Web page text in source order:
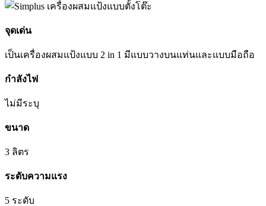
จุดเด่น
เป็นเครื่องผสมแป้งแบบ 2 in 1 มีแบบวางบนแท่นและแบบมือถือ
กำลังไฟ
ไม่มีระบุ
ขนาด
3 ลิตร
ระดับความแรง
5 ระดับ